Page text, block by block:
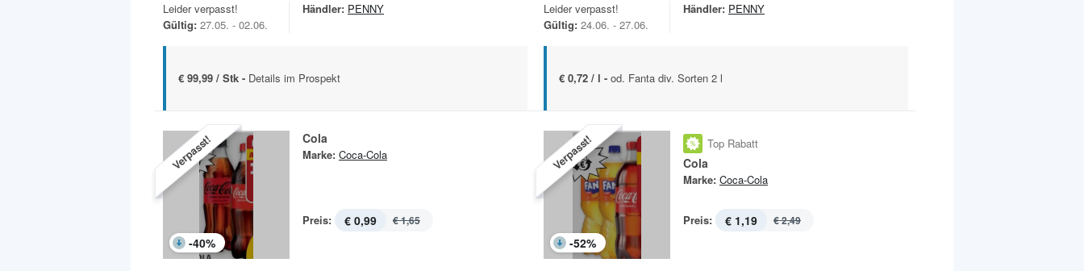
Leider verpasst!
Gültig: 27.05. - 02.06.
Händler: PENNY
€ 99,99 / Stk - Details im Prospekt
Leider verpasst!
Gültig: 24.06. - 27.06.
Händler: PENNY
€ 0,72 / l - od. Fanta div. Sorten 2 l
Verpasst!
-40%
Cola
Marke: Coca-Cola
Preis: € 0,99 € 1,65
Verpasst!
-52%
Top Rabatt
Cola
Marke: Coca-Cola
Preis: € 1,19 € 2,49